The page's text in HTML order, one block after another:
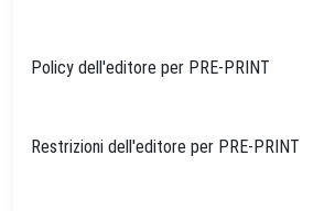
Policy dell'editore per PRE-PRINT
Restrizioni dell'editore per PRE-PRINT